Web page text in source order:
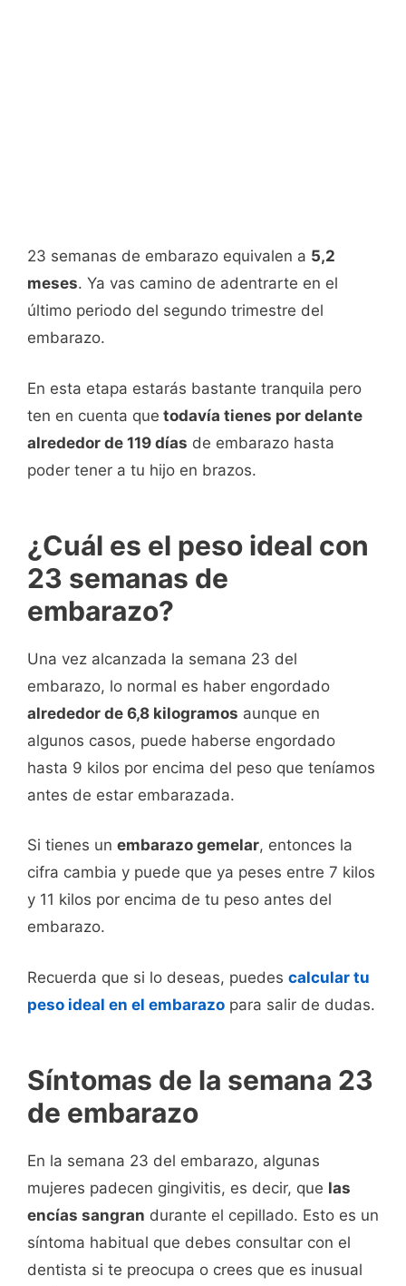
23 semanas de embarazo equivalen a 5,2
meses. Ya vas camino de adentrarte en el
último periodo del segundo trimestre del
embarazo.
En esta etapa estarás bastante tranquila pero
ten en cuenta que todavía tienes por delante
alrededor de 119 días de embarazo hasta
poder tener a tu hijo en brazos.
¿Cuál es el peso ideal con
23 semanas de
embarazo?
Una vez alcanzada la semana 23 del
embarazo, lo normal es haber engordado
alrededor de 6,8 kilogramos aunque en
algunos casos, puede haberse engordado
hasta 9 kilos por encima del peso que teníamos
antes de estar embarazada.
Si tienes un embarazo gemelar, entonces la
cifra cambia y puede que ya peses entre 7 kilos
y 11 kilos por encima de tu peso antes del
embarazo.
Recuerda que si lo deseas, puedes calcular tu
peso ideal en el embarazo para salir de dudas.
Síntomas de la semana 23
de embarazo
En la semana 23 del embarazo, algunas
mujeres padecen gingivitis, es decir, que las
encías sangran durante el cepillado. Esto es un
síntoma habitual que debes consultar con el
dentista si te preocupa o crees que es inusual